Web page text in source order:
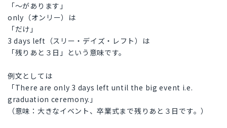
「～があります」
only（オンリー）は
「だけ」
3 days left（スリー・デイズ・レフト）は
「残りあと３日」という意味です。
例文としては
「There are only 3 days left until the big event i.e.
graduation ceremony.」
（意味：大きなイベント、卒業式まで残りあと３日です。）